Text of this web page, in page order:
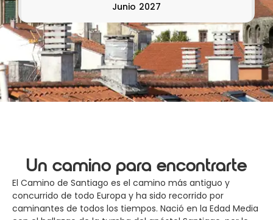
Junio 2027
Un camino para encontrarte
El Camino de Santiago es el camino más antiguo y
concurrido de todo Europa y ha sido recorrido por
caminantes de todos los tiempos. Nació en la Edad Media